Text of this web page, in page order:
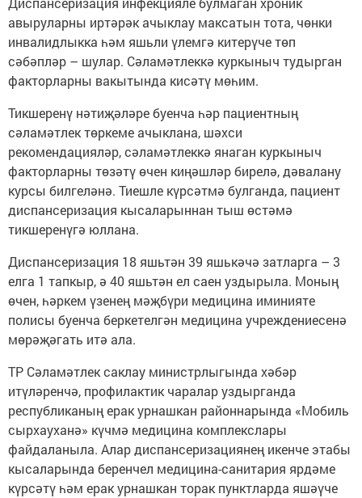
авыруларны иртәрәк ачыклау максатын тота, чөнки
инвалидлыкка һәм яшьли үлемгә китерүче төп
сәбәпләр – шулар. Сәламәтлеккә куркыныч тудырган
факторларны вакытында кисәтү мөһим.
Тикшеренү нәтиҗәләре буенча һәр пациентның
сәламәтлек төркеме ачыклана, шәхси
рекомендацияләр, сәламәтлеккә янаган куркыныч
факторларны төзәтү өчен киңәшләр бирелә, дәвалану
курсы билгеләнә. Тиешле күрсәтмә булганда, пациент
диспансеризация кысаларыннан тыш өстәмә
тикшеренүгә юллана.
Диспансеризация 18 яшьтән 39 яшькәчә затларга – 3
елга 1 тапкыр, ә 40 яшьтән ел саен уздырыла. Моның
өчен, һәркем үзенең мәҗбүри медицина иминияте
полисы буенча беркетелгән медицина учреждениесенә
мөрәҗәгать итә ала.
ТР Сәламәтлек саклау министрлыгында хәбәр
итүләренчә, профилактик чаралар уздырганда
республиканың ерак урнашкан районнарында «Мобиль
сырхауханә» күчмә медицина комплекслары
файдаланыла. Алар диспансеризациянең икенче этабы
кысаларында беренчел медицина-санитария ярдәме
күрсәтү һәм ерак урнашкан торак пунктларда яшәүче